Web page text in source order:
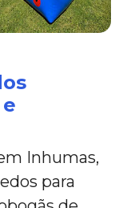
Inhumas,
para